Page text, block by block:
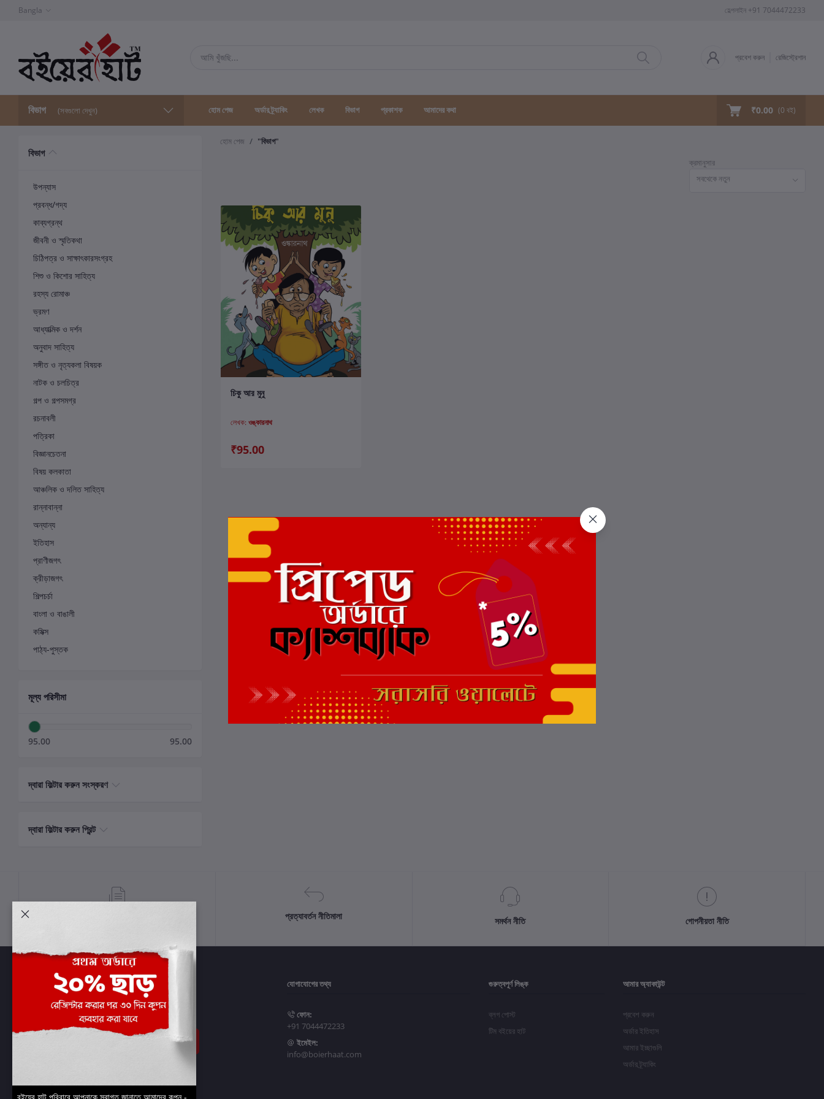
Bangla হেল্পলাইন +91 7044472233
প্রবেশ করুন রেজিস্ট্রেশান
বিভাগ (সবগুলো দেখুন) হোম পেজ অর্ডার ট্র্যাকিং লেখক বিভাগ প্রকাশক আমাদের কথা ₹0.00 (0 বই)
বিভাগ
উপন্যাস
প্রবন্ধ/গদ্য
কাব্যগ্রন্থ
জীবনী ও স্মৃতিকথা
চিঠিপত্র ও সাক্ষাৎকারসংগ্রহ
শিশু ও কিশোর সাহিত্য
রহস্য রোমাঞ্চ
ভ্রমণ
আধ্যাত্মিক ও দর্শন
অনুবাদ সাহিত্য
সঙ্গীত ও নৃত্যকলা বিষয়ক
নাটক ও চলচিত্র
গল্প ও গল্পসমগ্র
রচনাবলী
পত্রিকা
বিজ্ঞানচেতনা
বিষয় কলকাতা
আঞ্চলিক ও দলিত সাহিত্য
রান্নাবান্না
অন্যান্য
ইতিহাস
প্রাণীজগৎ
ক্রীড়াজগৎ
শিল্পচর্চা
বাংলা ও বাঙালী
কমিক্স
পাঠ্য-পুস্তক
মূল্য পরিসীমা
95.00 95.00
দ্বারা ফিল্টার করুন সংস্করণ
দ্বারা ফিল্টার করুন প্রিন্ট
হোম পেজ
"বিভাগ"
ক্রমানুসার
সবথেকে নতুন
চিকু আর মুনু
লেখক: ওঙ্কারনাথ
₹95.00
প্রত্যাবর্তন নীতিমালা সমর্থন নীতি গোপনীয়তা নীতি
সাবস্ক্রাইব
যোগাযোগের তথ্য
ফোন:
+91 7044472233
ইমেইল:
info@boierhaat.com
গুরুত্বপূর্ণ লিঙ্ক
ব্লগ পোস্ট
টিম বইয়ের হাট
আমার অ্যাকাউন্ট
প্রবেশ করুন
অর্ডার ইতিহাস
আমার ইচ্ছাগুলি
অর্ডার ট্র্যাকিং